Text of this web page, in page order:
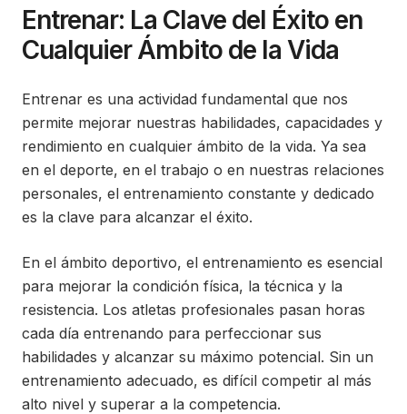
Entrenar: La Clave del Éxito en
Cualquier Ámbito de la Vida
Entrenar es una actividad fundamental que nos
permite mejorar nuestras habilidades, capacidades y
rendimiento en cualquier ámbito de la vida. Ya sea
en el deporte, en el trabajo o en nuestras relaciones
personales, el entrenamiento constante y dedicado
es la clave para alcanzar el éxito.
En el ámbito deportivo, el entrenamiento es esencial
para mejorar la condición física, la técnica y la
resistencia. Los atletas profesionales pasan horas
cada día entrenando para perfeccionar sus
habilidades y alcanzar su máximo potencial. Sin un
entrenamiento adecuado, es difícil competir al más
alto nivel y superar a la competencia.